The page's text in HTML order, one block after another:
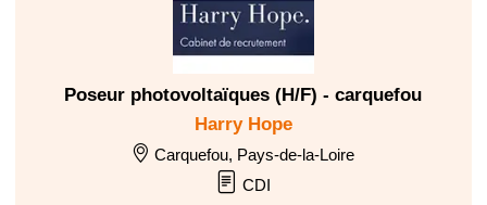
Poseur photovoltaïques (H/F) - carquefou
Harry Hope
Carquefou, Pays-de-la-Loire
CDI